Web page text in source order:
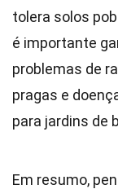
tolera solos
é importante
problemas de
pragas e
para jardins de
Em resumo,